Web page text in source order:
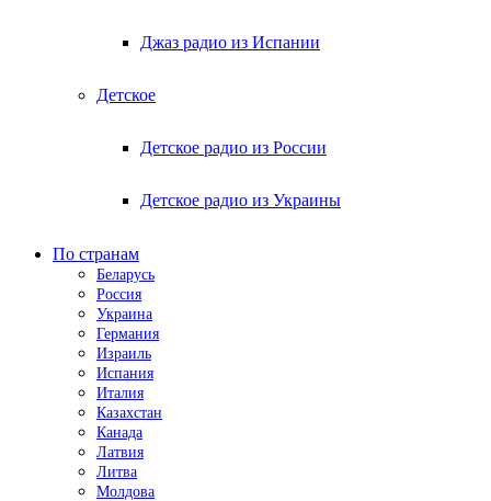
Джаз радио из Испании
Детское
Детское радио из России
Детское радио из Украины
По странам
Беларусь
Россия
Украина
Германия
Израиль
Испания
Италия
Казахстан
Канада
Латвия
Литва
Молдова